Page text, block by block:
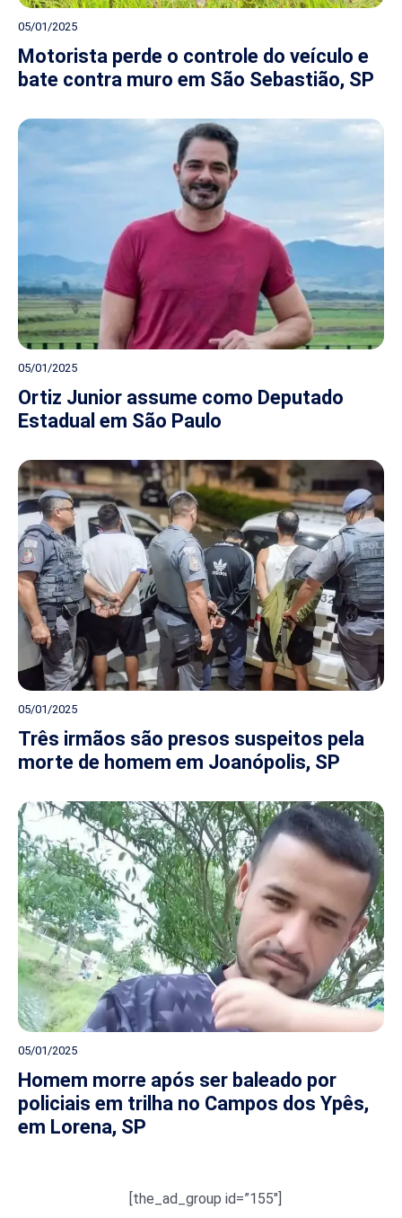
05/01/2025
Motorista perde o controle do veículo e
bate contra muro em São Sebastião, SP
05/01/2025
Ortiz Junior assume como Deputado
Estadual em São Paulo
05/01/2025
Três irmãos são presos suspeitos pela
morte de homem em Joanópolis, SP
05/01/2025
Homem morre após ser baleado por
policiais em trilha no Campos dos Ypês,
em Lorena, SP
[the_ad_group id=”155″]